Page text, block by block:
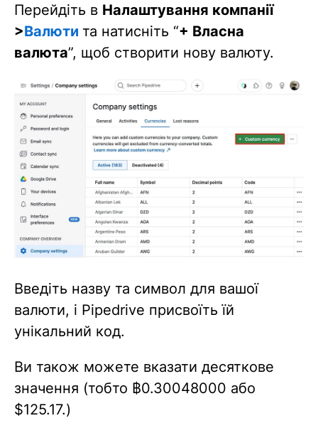
Перейдіть в Налаштування компанії
>Валюти та натисніть “+ Власна
валюта”, щоб створити нову валюту.
Введіть назву та символ для вашої
валюти, і Pipedrive присвоїть їй
унікальний код.
Ви також можете вказати десяткове
значення (тобто ฿0.30048000 або
$125.17.)